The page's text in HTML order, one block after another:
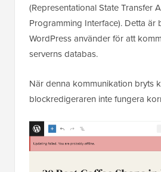
(Representational State Transfer
Programming Interface). Detta är
WordPress använder för att
serverns databas.
När denna kommunikation bryts
blockredigeraren inte fungera